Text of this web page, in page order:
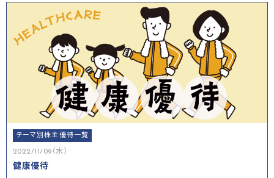
テーマ別株主優待一覧
2022/11/09（水）
健康優待